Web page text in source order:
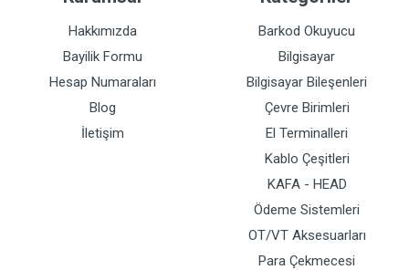
Hakkımızda
Bayilik Formu
Hesap Numaraları
Blog
İletişim
Barkod Okuyucu
Bilgisayar
Bilgisayar Bileşenleri
Çevre Birimleri
El Terminalleri
Kablo Çeşitleri
KAFA - HEAD
Ödeme Sistemleri
OT/VT Aksesuarları
Para Çekmecesi